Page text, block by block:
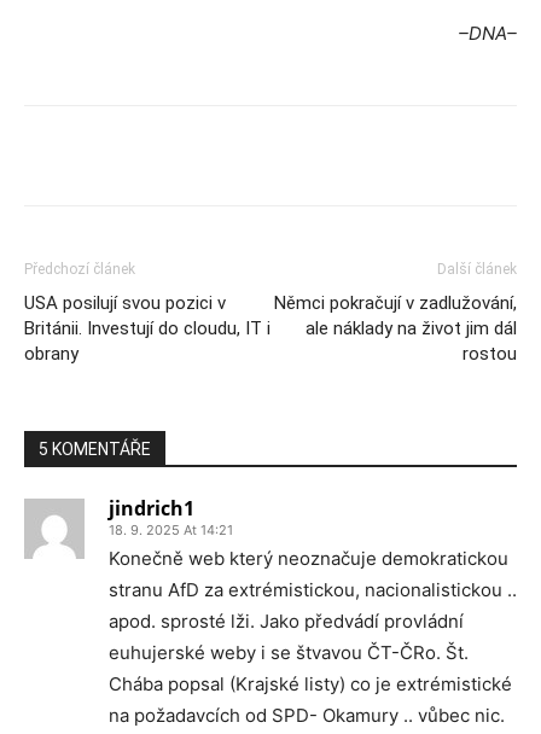
–DNA–
Předchozí článek
USA posilují svou pozici v
Británii. Investují do cloudu, IT i
obrany
Další článek
Němci pokračují v zadlužování,
ale náklady na život jim dál
rostou
5 KOMENTÁŘE
jindrich1
18. 9. 2025 At 14:21
Konečně web který neoznačuje demokratickou
stranu AfD za extrémistickou, nacionalistickou ..
apod. sprosté lži. Jako předvádí provládní
euhujerské weby i se štvavou ČT-ČRo. Št.
Chába popsal (Krajské listy) co je extrémistické
na požadavcích od SPD- Okamury .. vůbec nic.